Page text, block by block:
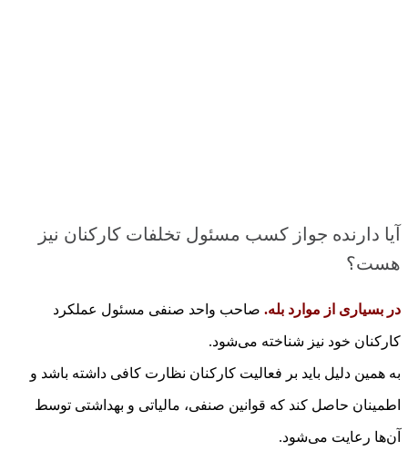
آیا دارنده جواز کسب مسئول تخلفات کارکنان نیز
هست؟
در بسیاری از موارد بله. صاحب واحد صنفی مسئول عملکرد
کارکنان خود نیز شناخته می‌شود.
به همین دلیل باید بر فعالیت کارکنان نظارت کافی داشته باشد و
اطمینان حاصل کند که قوانین صنفی، مالیاتی و بهداشتی توسط
آن‌ها رعایت می‌شود.